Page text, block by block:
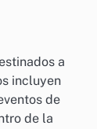
a
incluyen
de
de la